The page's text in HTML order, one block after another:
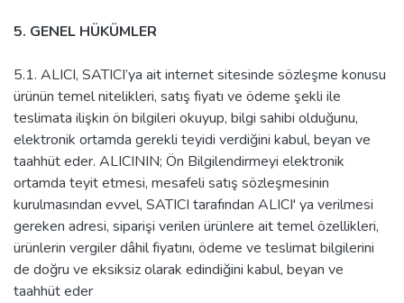
5. GENEL HÜKÜMLER
5.1. ALICI, SATICI’ya ait internet sitesinde sözleşme konusu
ürünün temel nitelikleri, satış fiyatı ve ödeme şekli ile
teslimata ilişkin ön bilgileri okuyup, bilgi sahibi olduğunu,
elektronik ortamda gerekli teyidi verdiğini kabul, beyan ve
taahhüt eder. ALICININ; Ön Bilgilendirmeyi elektronik
ortamda teyit etmesi, mesafeli satış sözleşmesinin
kurulmasından evvel, SATICI tarafından ALICI' ya verilmesi
gereken adresi, siparişi verilen ürünlere ait temel özellikleri,
ürünlerin vergiler dâhil fiyatını, ödeme ve teslimat bilgilerini
de doğru ve eksiksiz olarak edindiğini kabul, beyan ve
taahhüt eder